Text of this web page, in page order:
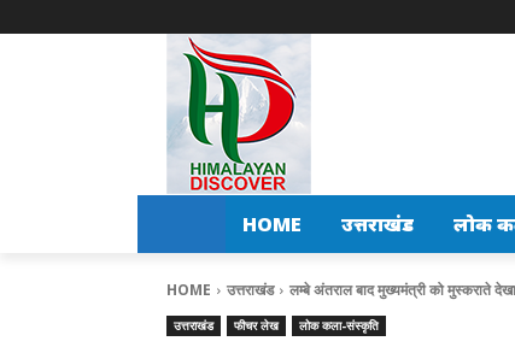
HOME उत्तराखंड लोक
HOME उत्तराखंड लम्बे अंतराल बाद मुख्यमंत्री को मुस्कराते
उत्तराखंड फीचर लेख लोक कला-संस्कृति